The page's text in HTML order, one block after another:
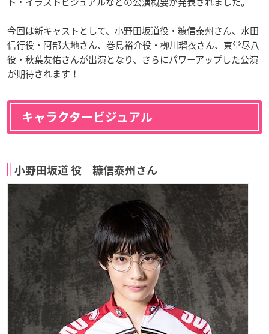
今回は新キャストとして、小野田坂道役・糠信泰州さん、水田
信行役・阿部大地さん、巻島裕介役・栁川瑠衣さん、東堂尽八
役・秋葉友佑さんが出演となり、さらにパワーアップした公演
が期待されます！
キャラクタービジュアル
小野田坂道 役 糠信泰州さん